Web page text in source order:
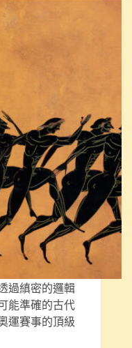
過縝密的邏輯
能準確的古代
運賽事的頂級